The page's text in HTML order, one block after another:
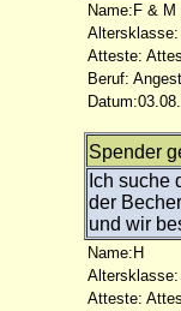
Name:F & M
Altersklasse:
Atteste:
Beruf:
Spender
Ich suche
der
und wir
Name:H
Altersklasse:
Atteste: